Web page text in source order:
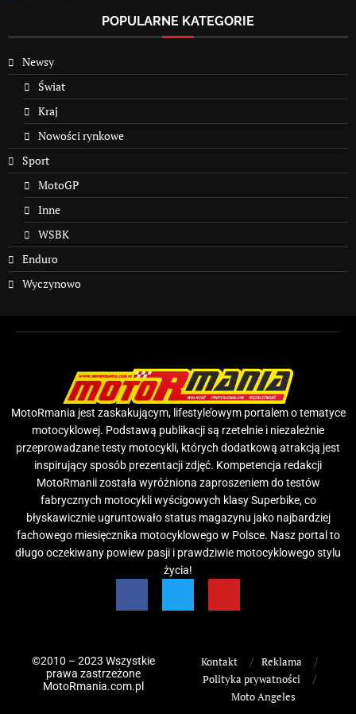
POPULARNE KATEGORIE
Newsy
Świat
Kraj
Nowości rynkowe
Sport
MotoGP
Inne
WSBK
Enduro
Wyczynowo
MotoRmania jest zaskakującym, lifestyle’owym portalem o tematyce
motocyklowej. Podstawą publikacji są rzetelnie i niezależnie
przeprowadzane testy motocykli, których dodatkową atrakcją jest
inspirujący sposób prezentacji zdjęć. Kompetencja redakcji
MotoRmanii została wyróżniona zaproszeniem do testów
fabrycznych motocykli wyścigowych klasy Superbike, co
błyskawicznie ugruntowało status magazynu jako najbardziej
fachowego miesięcznika motocyklowego w Polsce. Nasz portal to
długo oczekiwany powiew pasji i prawdziwie motocyklowego stylu
życia!
©2010 – 2023 Wszystkie
prawa zastrzeżone
MotoRmania.com.pl
Kontakt
Reklama
Polityka prywatności
Moto Angeles